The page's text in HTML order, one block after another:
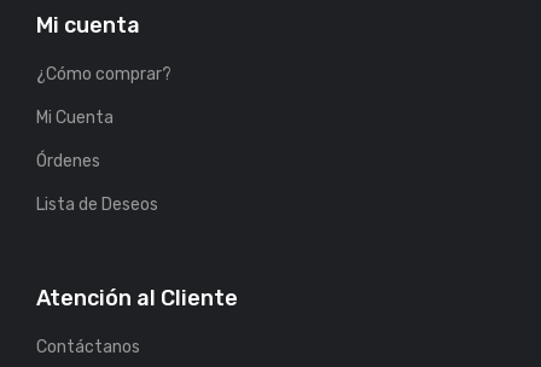
Mi cuenta
¿Cómo comprar?
Mi Cuenta
Órdenes
Lista de Deseos
Atención al Cliente
Contáctanos